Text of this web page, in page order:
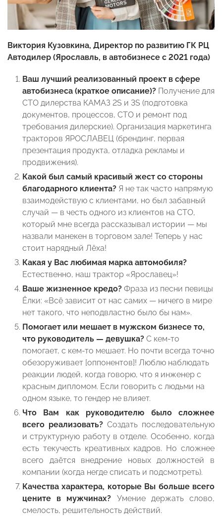
Виктория Кузовкина, Директор по развитию ГК РЦ
Автодилер (Ярославль, в автобизнесе с 2021 года)
Ваш лучший реализованный проект в сфере
автобизнеса (краткое описание)? Получение для
СТО дилерства КАМАЗ 2S и 3S (подготовка
документов, процессов, СТО и ремонт под
требования дилерские). Организация маркетинга
тракторов ЯРОСЛАВЕЦ (брендинг, первая
презентация продукта, отладка рекламы и
продвижения).
Какой был самый красивый жест со стороны
благодарного клиента? Я не так часто напрямую
взаимодействую с клиентами, но был забавный
случай — в честь одного из клиентов на СТО,
который мне всегда рассказывал истории — мы
назвали манекен в торговом зале! Теперь у нас
стоит нарядный Лёха!
Какая у Вас любимая марка автомобиля?
Естественно, наш трактор «Ярославец»!
Ваше жизненное кредо? Фраза из песни певицы
Ёлки: «Всё зависит от нас самих — ничего в мире
нет такого, что неподвластно было бы нам».
Помогает или мешает в мужском бизнесе то,
что руководитель — девушка? С кем-то
помогает, с кем-то мешает. Но почти всегда точно
обезоруживает [оппонентов]! Люблю наблюдать
реакции людей, когда говорю, что я инженер с
красным дипломом. Если говорить с людьми на
одном языке, то гендер не влияет.
Что Вам как руководителю было сложнее
всего реализовать? Создать последовательную
и структурную работу в отделе. Особенно, когда
есть текучесть креативных кадров. Но сложнее
всего даётся внедрение новых должностей в
компании (когда негде списать и подсмотреть).
Качества характера, которые Вы больше всего
цените в мужчинах? Умение держать слово,
смелость, решительность действий.